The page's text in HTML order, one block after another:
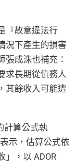
『故意違法行
況下產生的損害
張成洙也補充：
求長期從債務人
其餘收入可能遭
計算公式執
示，估算公式依
」，以 ADOR